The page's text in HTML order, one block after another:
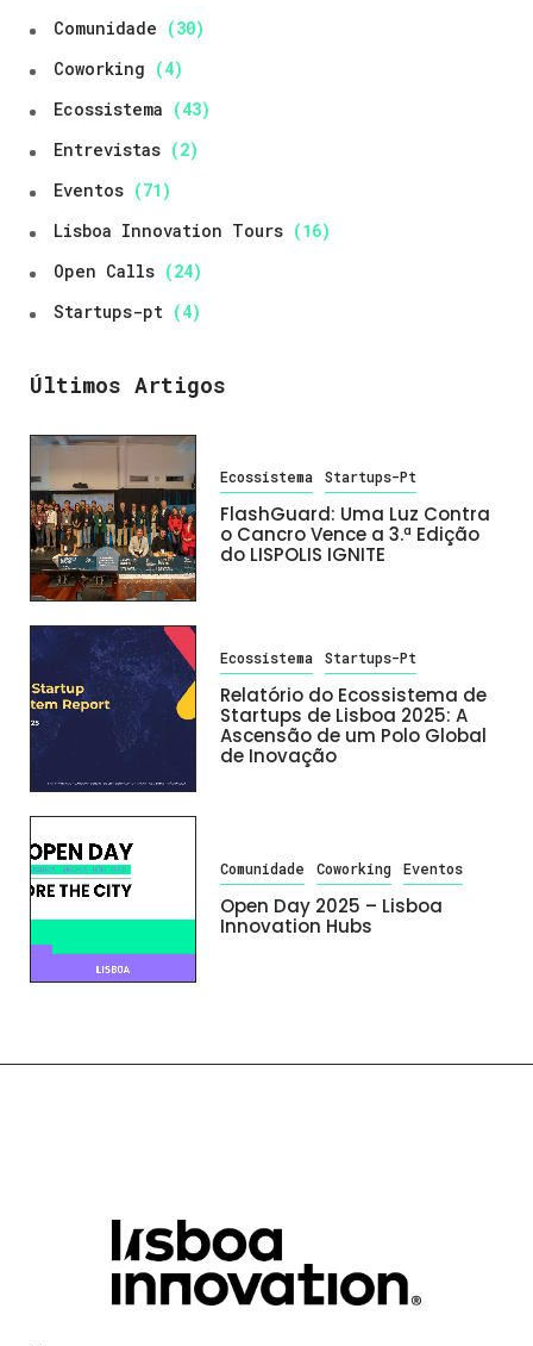
Comunidade (30)
Coworking (4)
Ecossistema (43)
Entrevistas (2)
Eventos (71)
Lisboa Innovation Tours (16)
Open Calls (24)
Startups-pt (4)
Últimos Artigos
Ecossistema Startups-Pt
FlashGuard: Uma Luz Contra
o Cancro Vence a 3.ª Edição
do LISPOLIS IGNITE
Ecossistema Startups-Pt
Relatório do Ecossistema de
Startups de Lisboa 2025: A
Ascensão de um Polo Global
de Inovação
Comunidade Coworking Eventos
Open Day 2025 – Lisboa
Innovation Hubs